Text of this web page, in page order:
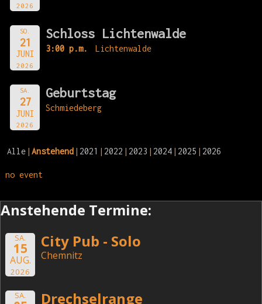
2026
SO.
21
JUNI
2026
Schloss Lichtenwalde
3:00 p.m. Lichtenwalde
SA.
27
JUNI
2026
Geburtstag
Schmiedeberg
Alle Anstehend 2021 2022 2023 2024 2025 2026
no event
Anstehende Termine:
SA.
15
AUG.
2026
City Pub - Solo
Chemnitz
SA. Drechselrange